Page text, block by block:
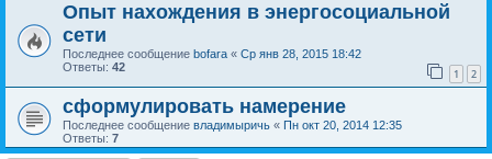
Опыт нахождения в энергосоциальной
сети
Последнее сообщение bofara « Ср янв 28, 2015 18:42
Ответы: 42 1 2
сформулировать намерение
Последнее сообщение владимыричь « Пн окт 20, 2014 12:35
Ответы: 7